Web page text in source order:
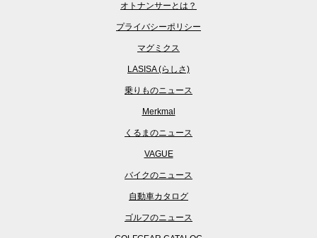
オトナンサーとは？
プライバシーポリシー
マグミクス
LASISA (らしさ)
乗りものニュース
Merkmal
くるまのニュース
VAGUE
バイクのニュース
自動車カタログ
ゴルフのニュース